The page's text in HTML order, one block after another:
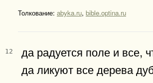
Толкование: abyka.ru, bible.optina.ru
12
да радуется поле и все,
да ликуют все дерева